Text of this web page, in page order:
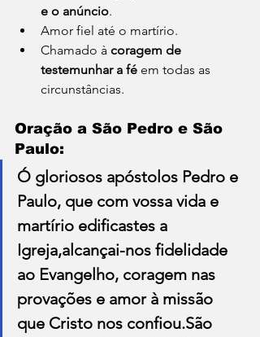
e o anúncio.
Amor fiel até o martírio.
Chamado à coragem de
testemunhar a fé em todas as
circunstâncias.
Oração a São Pedro e São
Paulo:
Ó gloriosos apóstolos Pedro e
Paulo, que com vossa vida e
martírio edificastes a
Igreja,alcançai-nos fidelidade
ao Evangelho, coragem nas
provações e amor à missão
que Cristo nos confiou.São